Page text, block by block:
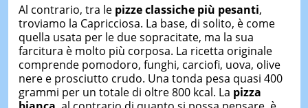
Al contrario, tra le pizze classiche più pesanti,
troviamo la Capricciosa. La base, di solito, è come
quella usata per le due sopracitate, ma la sua
farcitura è molto più corposa. La ricetta originale
comprende pomodoro, funghi, carciofi, uova, olive
nere e prosciutto crudo. Una tonda pesa quasi 400
grammi per un totale di oltre 800 kcal. La pizza